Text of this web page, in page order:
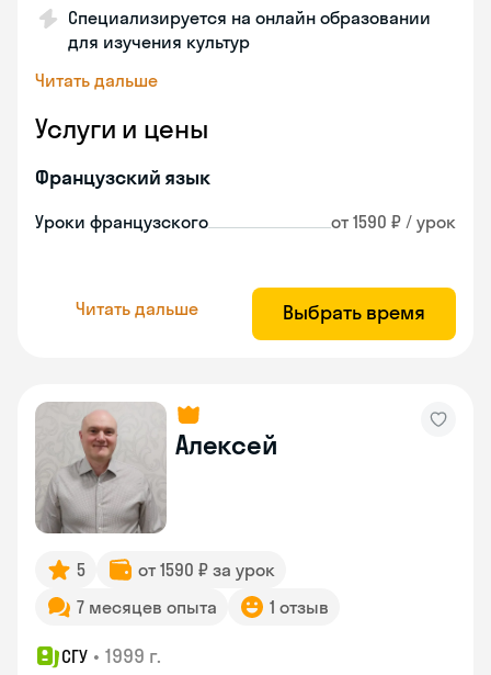
Специализируется на онлайн образовании
для изучения культур
Читать дальше
Услуги и цены
Французский язык
Уроки французского от 1590 ₽ / урок
Читать дальше Выбрать время
Алексей
5
от 1590 ₽ за урок
7 месяцев опыта
1 отзыв
СГУ • 1999 г.